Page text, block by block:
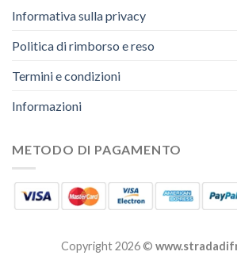
Informativa sulla privacy
Politica di rimborso e reso
Termini e condizioni
Informazioni
METODO DI PAGAMENTO
Copyright 2026 ©